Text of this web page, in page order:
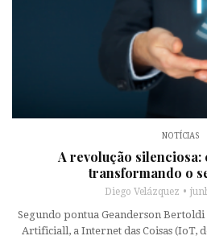
NOTÍCIAS
A revolução silenciosa:
transformando o
Diego Velázquez
Segundo pontua Geanderson Bertoldi
Artificiall, a Internet das Coisas (IoT,